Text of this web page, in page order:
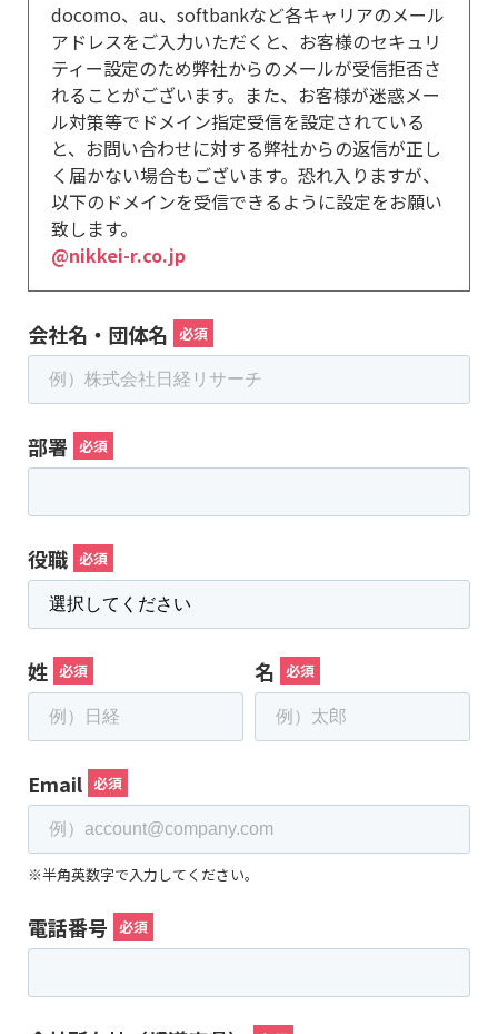
docomo、au、softbankなど各キャリアのメール
アドレスをご入力いただくと、お客様のセキュリ
ティー設定のため弊社からのメールが受信拒否さ
れることがございます。また、お客様が迷惑メー
ル対策等でドメイン指定受信を設定されている
と、お問い合わせに対する弊社からの返信が正し
く届かない場合もございます。恐れ入りますが、
以下のドメインを受信できるように設定をお願い
致します。
@nikkei-r.co.jp
会社名・団体名
部署
役職
姓 名
Email
※半角英数字で入力してください。
電話番号